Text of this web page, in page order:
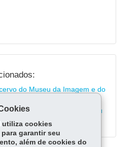
do Museu da Imagem e do
em cartaz no Museu
utiliza cookies
garantir seu
além de cookies do